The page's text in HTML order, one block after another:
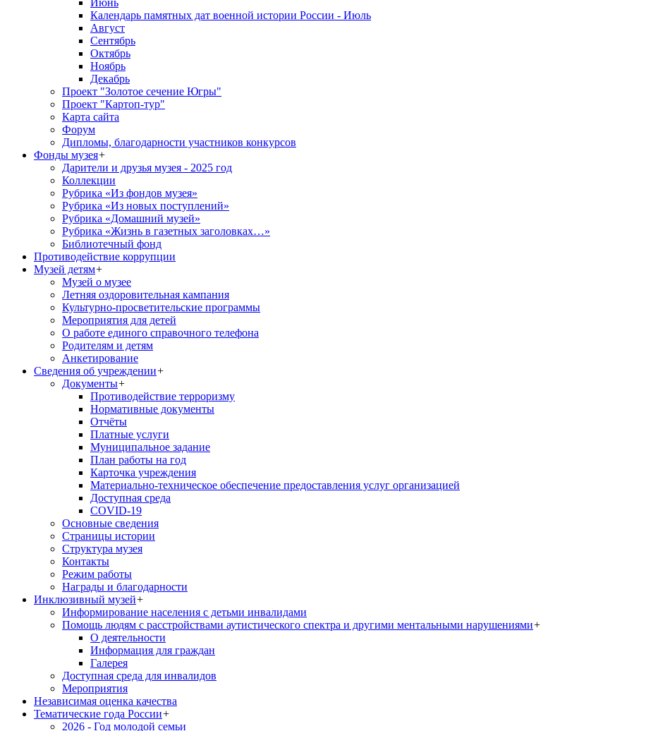
Июнь
Календарь памятных дат военной истории России - Июль
Август
Сентябрь
Октябрь
Ноябрь
Декабрь
Проект "Золотое сечение Югры"
Проект "Картоп-тур"
Карта сайта
Форум
Дипломы, благодарности участников конкурсов
Фонды музея+
Дарители и друзья музея - 2025 год
Коллекции
Рубрика «Из фондов музея»
Рубрика «Из новых поступлений»
Рубрика «Домашний музей»
Рубрика «Жизнь в газетных заголовках…»
Библиотечный фонд
Противодействие коррупции
Музей детям+
Музей о музее
Летняя оздоровительная кампания
Культурно-просветительские программы
Мероприятия для детей
О работе единого справочного телефона
Родителям и детям
Анкетирование
Сведения об учреждении+
Документы+
Противодействие терроризму
Нормативные документы
Отчёты
Платные услуги
Муниципальное задание
План работы на год
Карточка учреждения
Материально-техническое обеспечение предоставления услуг организацией
Доступная среда
COVID-19
Основные сведения
Страницы истории
Структура музея
Контакты
Режим работы
Награды и благодарности
Инклюзивный музей+
Информирование населения с детьми инвалидами
Помощь людям с расстройствами аутистического спектра и другими ментальными нарушениями+
О деятельности
Информация для граждан
Галерея
Доступная среда для инвалидов
Мероприятия
Независимая оценка качества
Тематические года России+
2026 - Год молодой семьи